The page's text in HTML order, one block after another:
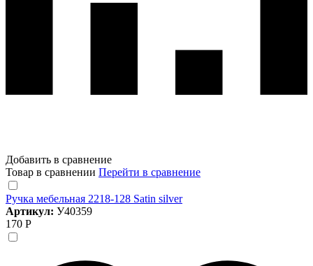
Добавить в сравнение
Товар в сравнении Перейти в сравнение
Ручка мебельная 2218-128 Satin silver
Артикул: У40359
170 Р